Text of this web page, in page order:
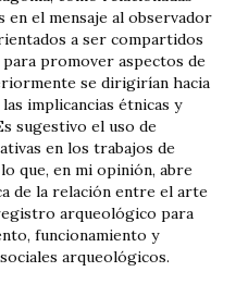
el mensaje al observador
a ser compartidos
promover aspectos de
se dirigirían hacia
implicancias étnicas y
sugestivo el uso de
en los trabajos de
que, en mi opinión, abre
de la relación entre el arte
arqueológico para
funcionamiento y
arqueológicos.